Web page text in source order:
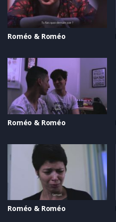
Roméo & Roméo
Roméo & Roméo
Roméo & Roméo